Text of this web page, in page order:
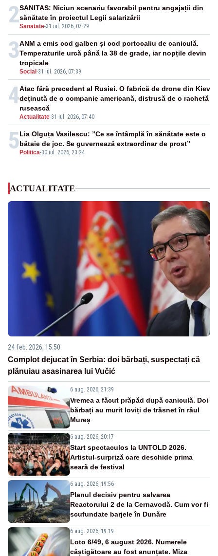
2Sanatate-31 iul. 2026, 07:29
SANITAS: Niciun scenariu favorabil pentru angajații din
sănătate în proiectul Legii salarizării
3
Social -31 iul. 2026, 07:39
ANM a emis cod galben și cod portocaliu de caniculă.
Temperaturile urcă până la 38 de grade, iar nopțile devin
tropicale
4
Actualitate-31 iul. 2026, 07:40
Atac fără precedent al Rusiei. O fabrică de drone din Kiev
deținută de o companie americană, distrusă de o rachetă
rusească
5 Politica-30 iul. 2026, 23:24
Lia Olguța Vasilescu: ”Ce se întâmplă în sănătate este o
bătaie de joc. Se guvernează extraordinar de prost”
ACTUALITATE
24 feb. 2026, 15:50
Complot dejucat în Serbia: doi bărbați, suspectați că
plănuiau asasinarea lui Vučić
6 aug. 2026, 21:39
Vremea a făcut prăpăd după caniculă. Doi
bărbați au murit loviți de trăsnet în râul
Mureș
6 aug. 2026, 20:17
Start spectaculos la UNTOLD 2026.
Artistul-surpriză care deschide prima
seară de festival
6 aug. 2026, 19:56
Planul decisiv pentru salvarea
Reactorului 2 de la Cernavodă. Cum vor fi
scufundate barjele în Dunăre
6 aug. 2026, 19:19
Loto 6/49, 6 august 2026. Numerele
câștigătoare au fost anunțate. Miza